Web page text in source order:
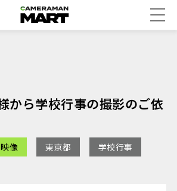
から学校行事の撮影のご依
映像 東京都 学校行事